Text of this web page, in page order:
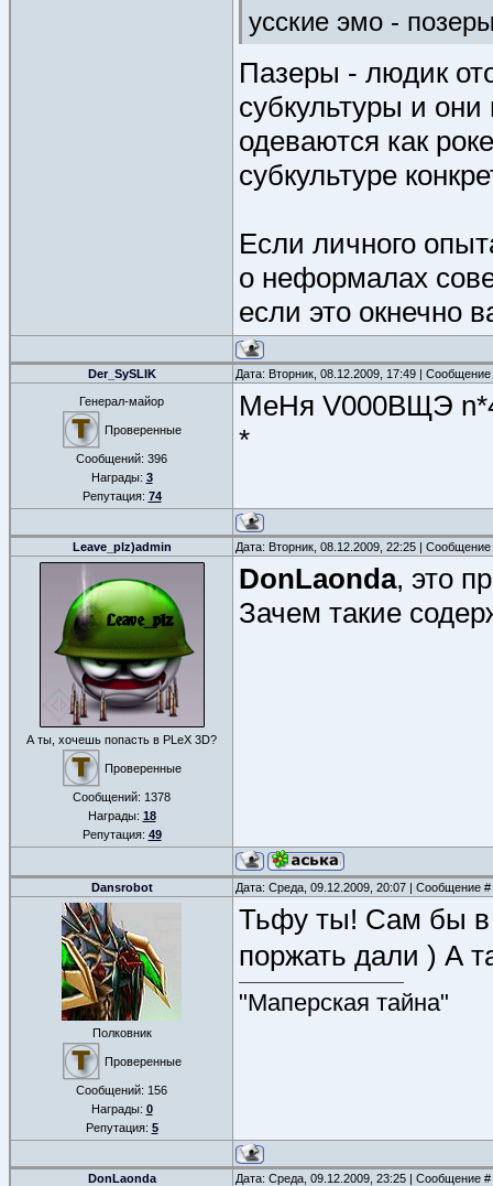
усские эмо -
Пазеры - людик
субкультуры и
одеваются как
субкультуре
Если личного
о неформалах
если это окнечно
Der_SySLIK Дата: Вторник, 08.12.2009, 17:49 |
Генерал-майор
Проверенные
Сообщений: 396
Награды: 3
Репутация: 74
МеНя V000BЩЭ
*
Leave_plz)admin Дата: Вторник, 08.12.2009, 22:25 |
А ты, хочешь попасть в PLeX 3D?
Проверенные
Сообщений: 1378
Награды: 18
Репутация: 49
DonLaonda, это
Зачем такие
Dansrobot Дата: Среда, 09.12.2009, 20:07 | Сообщение #
Полковник
Проверенные
Сообщений: 156
Награды: 0
Репутация: 5
Тьфу ты! Сам бы в
поржать дали ) А
"Маперская тайна"
DonLaonda Дата: Среда, 09.12.2009, 23:25 | Сообщение #